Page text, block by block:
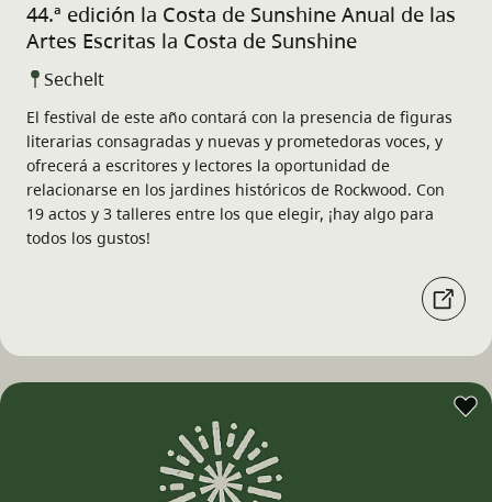
44.ª edición la Costa de Sunshine Anual de las
Artes Escritas la Costa de Sunshine
Sechelt
El festival de este año contará con la presencia de figuras
literarias consagradas y nuevas y prometedoras voces, y
ofrecerá a escritores y lectores la oportunidad de
relacionarse en los jardines históricos de Rockwood. Con
19 actos y 3 talleres entre los que elegir, ¡hay algo para
todos los gustos!